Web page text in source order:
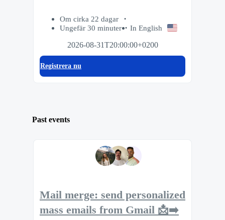
Om cirka 22 dagar
Ungefär 30 minuter
In English
2026-08-31T20:00:00+0200
Registrera nu
Past events
Mail merge: send personalized
mass emails from Gmail 📩➡️